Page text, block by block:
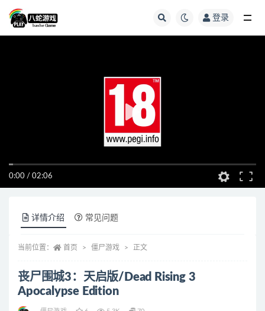
登录
0:00 / 02:06
详情介绍 常见问题
当前位置： 首页 僵尸游戏 正文
丧尸围城3：天启版/Dead Rising 3
Apocalypse Edition